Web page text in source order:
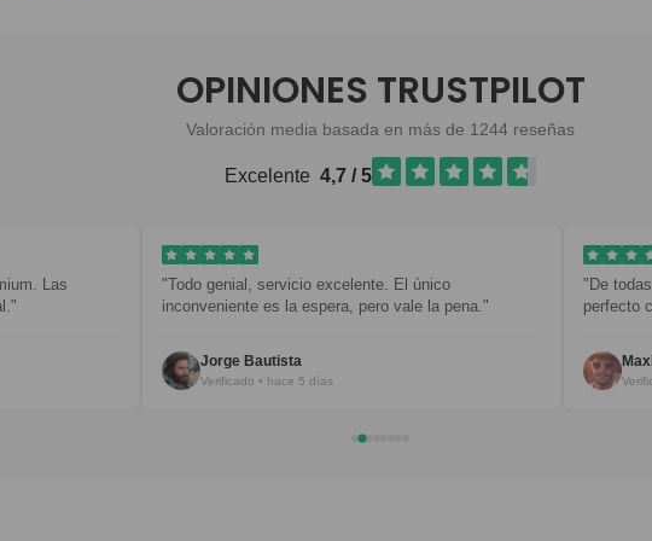
OPINIONES TRUSTPILOT
Valoración media basada en más de 1244 reseñas
Excelente 4,7 / 5
"Todo genial, servicio excelente. El único
inconveniente es la espera, pero vale la pena."
Verificado • hace 5 días
"De todas mis prendas, esta es
perfecto con todo."
Verificado • hace 6 días